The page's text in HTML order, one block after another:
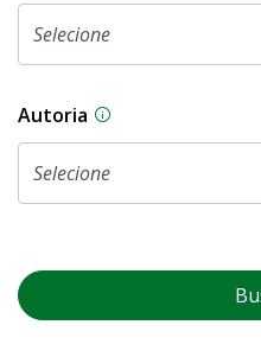
Autoria As proposições